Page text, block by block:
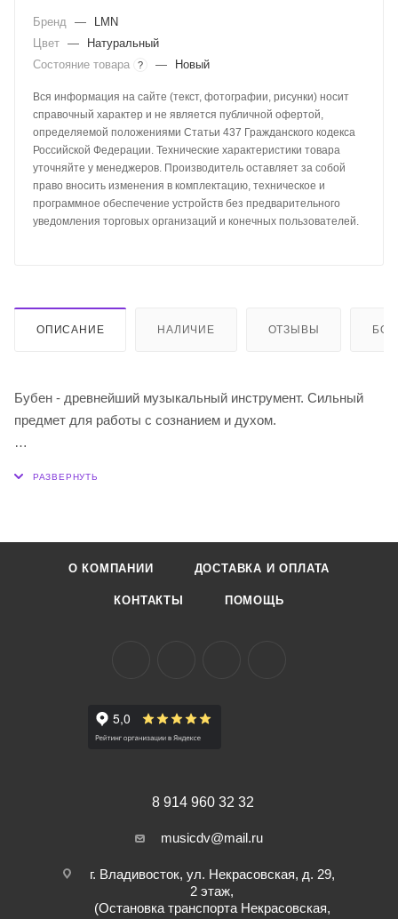
Бренд —
LMN
Цвет —
Натуральный
Состояние товара
? — Новый
Вся информация на сайте (текст, фотографии, рисунки) носит
справочный характер и не является публичной офертой,
определяемой положениями Статьи 437 Гражданского кодекса
Российской Федерации. Технические характеристики товара
уточняйте у менеджеров. Производитель оставляет за собой
право вносить изменения в комплектацию, техническое и
программное обеспечение устройств без предварительного
уведомления торговых организаций и конечных пользователей.
ОПИСАНИЕ НАЛИЧИЕ ОТЗЫВЫ
Бубен - древнейший музыкальный инструмент. Сильный
предмет для работы с сознанием и духом.
Ширина обечайки - 9см, береза
Форма ручки: рогатка
О КОМПАНИИ ДОСТАВКА И ОПЛАТА
КОНТАКТЫ ПОМОЩЬ
8 914 960 32 32
musicdv@mail.ru
г. Владивосток, ул. Некрасовская, д. 29,
2 этаж,
(Остановка транспорта Некрасовская,